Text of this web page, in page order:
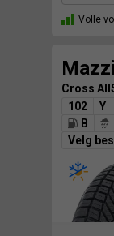
Volle
Cross
102
Y
B
Velg